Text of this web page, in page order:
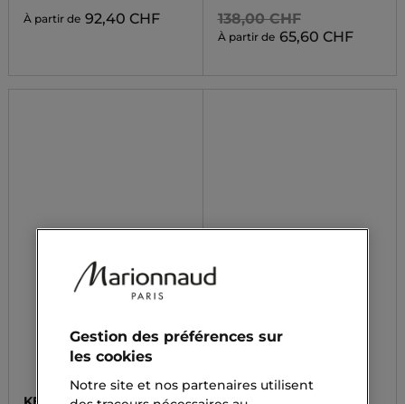
À partir de 92,40 CHF 138,00 CHF
À partir de 65,60 CHF
Gestion des préférences sur
les cookies
Notre site et nos partenaires utilisent